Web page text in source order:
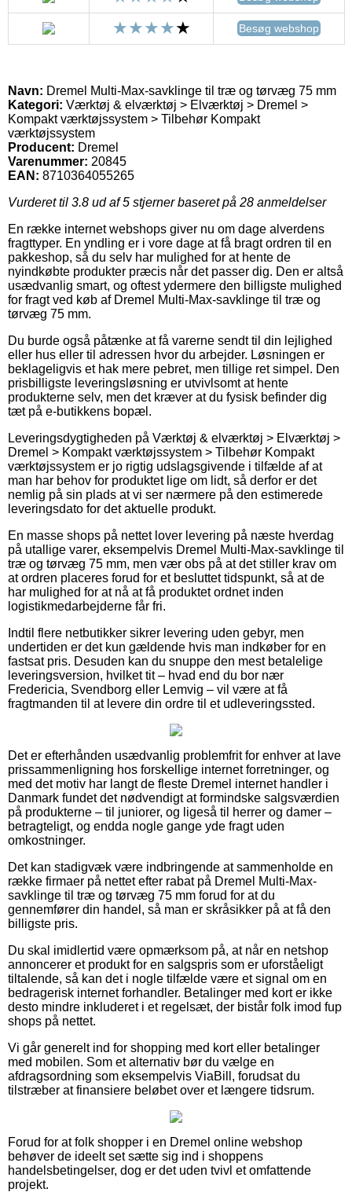
Besøg webshop
Navn: Dremel Multi-Max-savklinge til træ og tørvæg 75 mm
Kategori: Værktøj & elværktøj > Elværktøj > Dremel >
Kompakt værktøjssystem > Tilbehør Kompakt
værktøjssystem
Producent: Dremel
Varenummer: 20845
EAN: 8710364055265
Vurderet til 3.8 ud af 5 stjerner baseret på 28 anmeldelser
En række internet webshops giver nu om dage alverdens
fragttyper. En yndling er i vore dage at få bragt ordren til en
pakkeshop, så du selv har mulighed for at hente de
nyindkøbte produkter præcis når det passer dig. Den er altså
usædvanlig smart, og oftest ydermere den billigste mulighed
for fragt ved køb af Dremel Multi-Max-savklinge til træ og
tørvæg 75 mm.
Du burde også påtænke at få varerne sendt til din lejlighed
eller hus eller til adressen hvor du arbejder. Løsningen er
beklageligvis et hak mere pebret, men tillige ret simpel. Den
prisbilligste leveringsløsning er utvivlsomt at hente
produkterne selv, men det kræver at du fysisk befinder dig
tæt på e-butikkens bopæl.
Leveringsdygtigheden på Værktøj & elværktøj > Elværktøj >
Dremel > Kompakt værktøjssystem > Tilbehør Kompakt
værktøjssystem er jo rigtig udslagsgivende i tilfælde af at
man har behov for produktet lige om lidt, så derfor er det
nemlig på sin plads at vi ser nærmere på den estimerede
leveringsdato for det aktuelle produkt.
En masse shops på nettet lover levering på næste hverdag
på utallige varer, eksempelvis Dremel Multi-Max-savklinge til
træ og tørvæg 75 mm, men vær obs på at det stiller krav om
at ordren placeres forud for et besluttet tidspunkt, så at de
har mulighed for at nå at få produktet ordnet inden
logistikmedarbejderne får fri.
Indtil flere netbutikker sikrer levering uden gebyr, men
undertiden er det kun gældende hvis man indkøber for en
fastsat pris. Desuden kan du snuppe den mest betalelige
leveringsversion, hvilket tit – hvad end du bor nær
Fredericia, Svendborg eller Lemvig – vil være at få
fragtmanden til at levere din ordre til et udleveringssted.
Det er efterhånden usædvanlig problemfrit for enhver at lave
prissammenligning hos forskellige internet forretninger, og
med det motiv har langt de fleste Dremel internet handler i
Danmark fundet det nødvendigt at formindske salgsværdien
på produkterne – til juniorer, og ligeså til herrer og damer –
betragteligt, og endda nogle gange yde fragt uden
omkostninger.
Det kan stadigvæk være indbringende at sammenholde en
række firmaer på nettet efter rabat på Dremel Multi-Max-
savklinge til træ og tørvæg 75 mm forud for at du
gennemfører din handel, så man er skråsikker på at få den
billigste pris.
Du skal imidlertid være opmærksom på, at når en netshop
annoncerer et produkt for en salgspris som er uforståeligt
tiltalende, så kan det i nogle tilfælde være et signal om en
bedragerisk internet forhandler. Betalinger med kort er ikke
desto mindre inkluderet i et regelsæt, der bistår folk imod fup
shops på nettet.
Vi går generelt ind for shopping med kort eller betalinger
med mobilen. Som et alternativ bør du vælge en
afdragsordning som eksempelvis ViaBill, forudsat du
tilstræber at finansiere beløbet over et længere tidsrum.
Forud for at folk shopper i en Dremel online webshop
behøver de ideelt set sætte sig ind i shoppens
handelsbetingelser, dog er det uden tvivl et omfattende
projekt.